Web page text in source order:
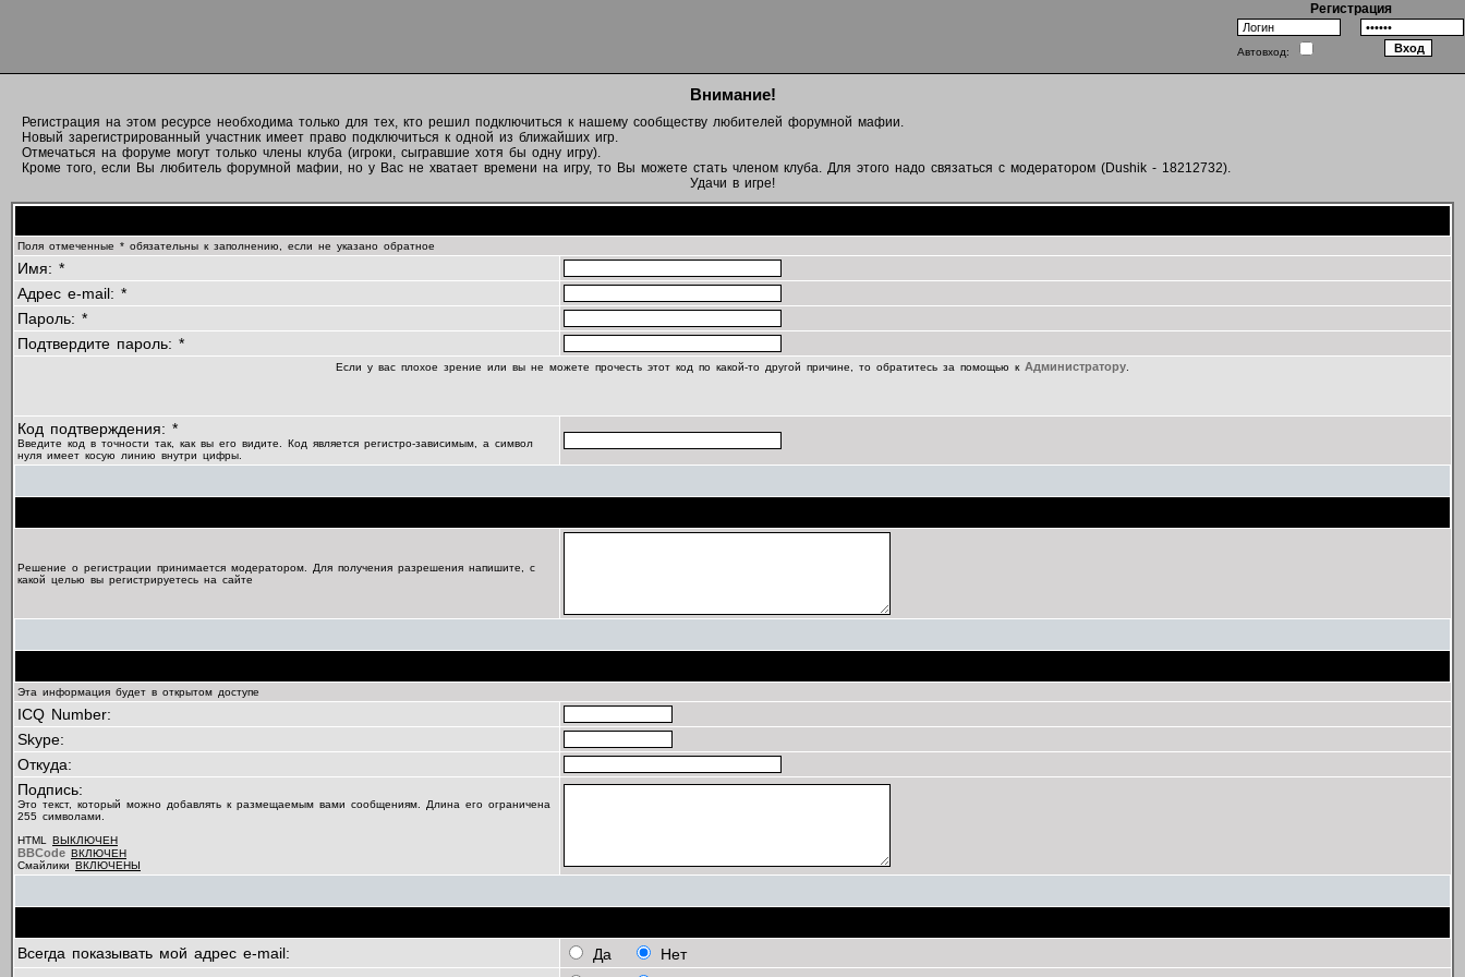
Регистрация
Автовход:
Внимание!
Регистрация на этом ресурсе необходима только для тех, кто решил подключиться к нашему сообществу любителей форумной мафии.
Новый зарегистрированный участник имеет право подключиться к одной из ближайших игр.
Отмечаться на форуме могут только члены клуба (игроки, сыгравшие хотя бы одну игру).
Кроме того, если Вы любитель форумной мафии, но у Вас не хватает времени на игру, то Вы можете стать членом клуба. Для этого надо связаться с модератором (Dushik - 18212732).
Удачи в игре!
Поля отмеченные * обязательны к заполнению, если не указано обратное
Имя: *
Адрес e-mail: *
Пароль: *
Подтвердите пароль: *
Если у вас плохое зрение или вы не можете прочесть этот код по какой-то другой причине, то обратитесь за помощью к Администратору
Код подтверждения: *
Введите код в точности так, как вы его видите. Код является регистро-зависимым, а символ
нуля имеет косую линию внутри цифры.
Решение о регистрации принимается модератором. Для получения разрешения напишите, с
какой целью вы регистрируетесь на сайте
Эта информация будет в открытом доступе
ICQ Number:
Skype:
Откуда:
Подпись:
Это текст, который можно добавлять к размещаемым вами сообщениям. Длина его ограничена
255 символами.
HTML ВЫКЛЮЧЕН
BBCode ВКЛЮЧЕН
Смайлики ВКЛЮЧЕНЫ
Всегда показывать мой адрес e-mail: Да
Нет